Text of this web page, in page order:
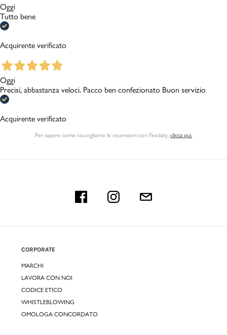
Oggi
Tutto bene
Acquirente verificato
Oggi
Precisi, abbastanza veloci. Pacco ben confezionato Buon servizio
Acquirente verificato
Per sapere come raccogliamo le recensioni con Feedaty clicca qui.
CORPORATE
MARCHI
LAVORA CON NOI
CODICE ETICO
WHISTLEBLOWING
OMOLOGA CONCORDATO